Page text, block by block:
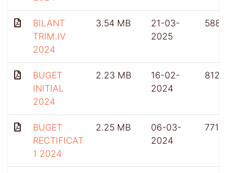
BILANT
TRIM.IV
2024
3.54 MB
21-03-
2025
588
BUGET
INITIAL
2024
2.23 MB
16-02-
2024
812
BUGET
RECTIFICAT
1 2024
2.25 MB
06-03-
2024
771